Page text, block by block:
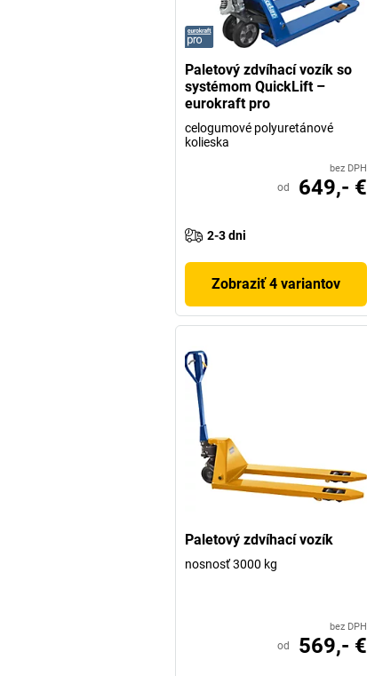
Paletový zdvíhací vozík so
systémom QuickLift –
eurokraft pro
celogumové polyuretánové
kolieska
bez DPH
od 649,- €
2-3 dni
Zobraziť 4 variantov
Paletový zdvíhací vozík
nosnosť 3000 kg
bez DPH
od 569,- €